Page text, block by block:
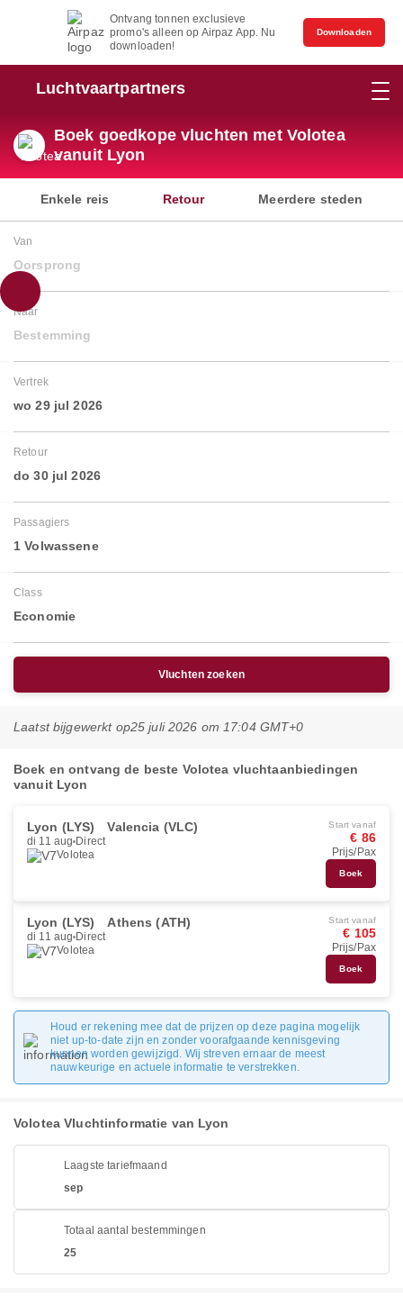
Ontvang tonnen exclusieve
promo's alleen op Airpaz App. Nu
downloaden!
Downloaden
Luchtvaartpartners
Boek goedkope vluchten met Volotea
vanuit Lyon
Enkele reis Retour Meerdere steden
Van
Oorsprong
Naar
Bestemming
Vertrek
wo 29 jul 2026
Retour
do 30 jul 2026
Passagiers
1 Volwassene
Class
Economie
Vluchten zoeken
Laatst bijgewerkt op25 juli 2026 om 17:04 GMT+0
Boek en ontvang de beste Volotea vluchtaanbiedingen
vanuit Lyon
Lyon (LYS) Valencia (VLC)
di 11 aug Direct
Volotea
Start vanaf
€ 86
Prijs/Pax
Boek
Lyon (LYS) Athens (ATH)
di 11 aug Direct
Volotea
Start vanaf
€ 105
Prijs/Pax
Boek
Houd er rekening mee dat de prijzen op deze pagina mogelijk
niet up-to-date zijn en zonder voorafgaande kennisgeving
kunnen worden gewijzigd. Wij streven ernaar de meest
nauwkeurige en actuele informatie te verstrekken.
Volotea Vluchtinformatie van Lyon
Laagste tariefmaand
sep
Totaal aantal bestemmingen
25